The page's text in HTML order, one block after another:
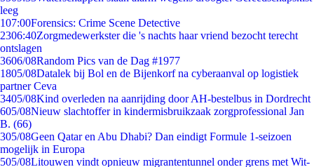
leeg
107:00Forensics: Crime Scene Detective
2306:40Zorgmedewerkster die 's nachts haar vriend bezocht terecht
ontslagen
3606/08Random Pics van de Dag #1977
1805/08Datalek bij Bol en de Bijenkorf na cyberaanval op logistiek
partner Ceva
3405/08Kind overleden na aanrijding door AH-bestelbus in Dordrecht
605/08Nieuw slachtoffer in kindermisbruikzaak zorgprofessional Jan
B. (66)
305/08Geen Qatar en Abu Dhabi? Dan eindigt Formule 1-seizoen
mogelijk in Europa
505/08Litouwen vindt opnieuw migrantentunnel onder grens met Wit-